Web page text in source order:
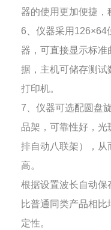
器的使用更加便捷，
6、仪器采用126×64
器，可直接显示标准
据，主机可储存测试
打印机。
7、仪器可选配圆盘
品架，可靠性好，光
排自动八联架），从
高。
根据设置波长自动保
比普通同类产品相比
定性。